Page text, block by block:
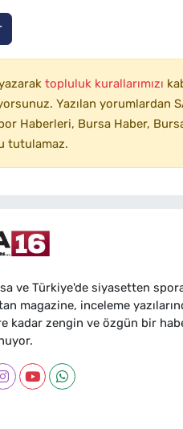
topluluk kurallarımızı
Yazılan yorumlardan
Haberleri, Bursa Haber,
tutulamaz.
ve Türkiye'de siyasetten
magazine, inceleme
kadar zengin ve özgün bir